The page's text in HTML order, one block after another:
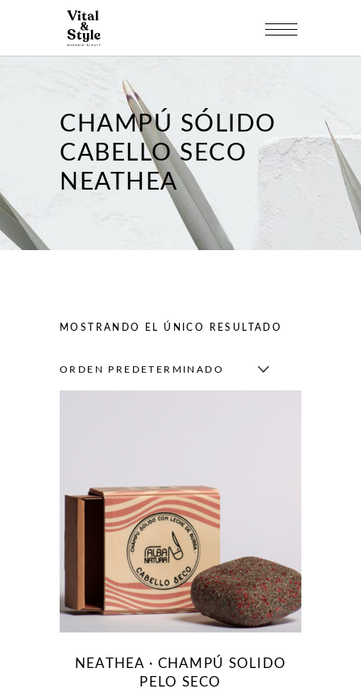
CHAMPÚ SÓLIDO
CABELLO SECO
NEATHEA
MOSTRANDO EL ÚNICO RESULTADO
ORDEN PREDETERMINADO
NEATHEA · CHAMPÚ SOLIDO
PELO SECO